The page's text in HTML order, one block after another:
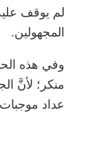
لم يوقف
المجهولين.
وفي هذه
منكر؛ لأنَّ
عداد